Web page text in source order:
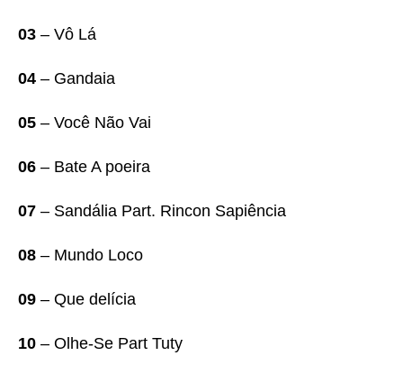
03 – Vô Lá
04 – Gandaia
05 – Você Não Vai
06 – Bate A poeira
07 – Sandália Part. Rincon Sapiência
08 – Mundo Loco
09 – Que delícia
10 – Olhe-Se Part Tuty